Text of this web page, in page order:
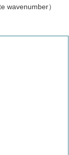
wavenumber）